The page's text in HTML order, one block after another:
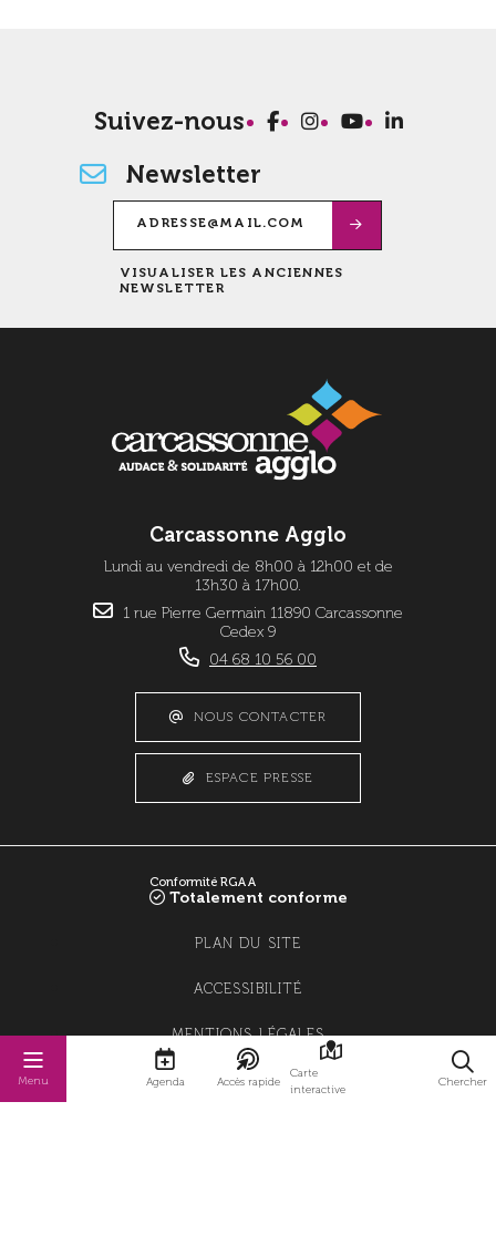
Menu Agenda Accès rapide
Carte
interactive
Chercher
Suivez-nous
Newsletter
VISUALISER LES ANCIENNES
NEWSLETTER
Carcassonne Agglo
Lundi au vendredi de 8h00 à 12h00 et de
13h30 à 17h00.
1 rue Pierre Germain 11890 Carcassonne
Cedex 9
04 68 10 56 00
NOUS CONTACTER
ESPACE PRESSE
Conformité RGAA
Totalement conforme
PLAN DU SITE
ACCESSIBILITÉ
MENTIONS LÉGALES
POLITIQUE DE CONFIDENTIALITÉ